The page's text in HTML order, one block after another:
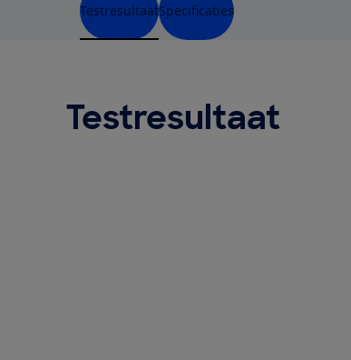
TestresultaatSpecificaties
Testresultaat